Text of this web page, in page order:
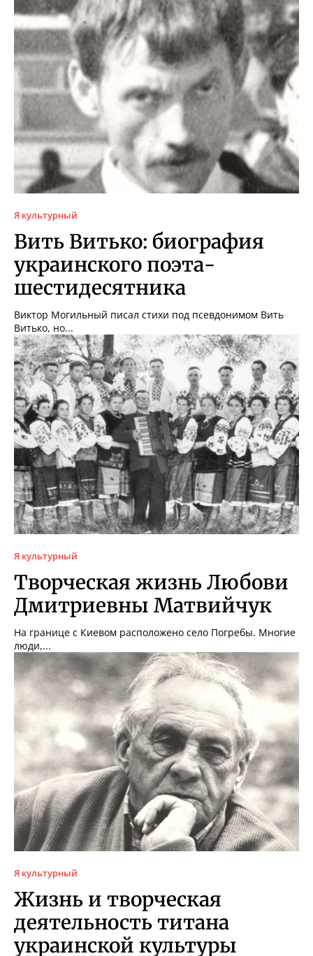
Я культурный
Вить Витько: биография
украинского поэта-
шестидесятника
Виктор Могильный писал стихи под псевдонимом Вить
Витько, но...
Я культурный
Творческая жизнь Любови
Дмитриевны Матвийчук
На границе с Киевом расположено село Погребы. Многие
люди,...
Я культурный
Жизнь и творческая
деятельность титана
украинской культуры